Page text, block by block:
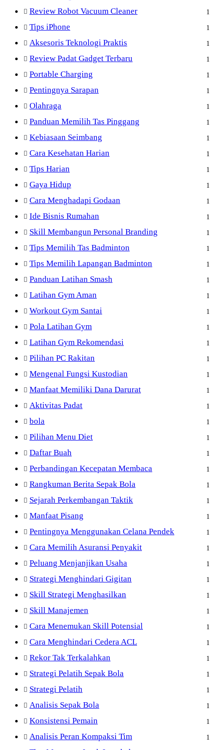
Review Robot Vacuum Cleaner 1
Tips iPhone 1
Aksesoris Teknologi Praktis 1
Review Padat Gadget Terbaru 1
Portable Charging 1
Pentingnya Sarapan 1
Olahraga 1
Panduan Memilih Tas Pinggang 1
Kebiasaan Seimbang 1
Cara Kesehatan Harian 1
Tips Harian 1
Gaya Hidup 1
Cara Menghadapi Godaan 1
Ide Bisnis Rumahan 1
Skill Membangun Personal Branding 1
Tips Memilih Tas Badminton 1
Tips Memilih Lapangan Badminton 1
Panduan Latihan Smash 1
Latihan Gym Aman 1
Workout Gym Santai 1
Pola Latihan Gym 1
Latihan Gym Rekomendasi 1
Pilihan PC Rakitan 1
Mengenal Fungsi Kustodian 1
Manfaat Memiliki Dana Darurat 1
Aktivitas Padat 1
bola 1
Pilihan Menu Diet 1
Daftar Buah 1
Perbandingan Kecepatan Membaca 1
Rangkuman Berita Sepak Bola 1
Sejarah Perkembangan Taktik 1
Manfaat Pisang 1
Pentingnya Menggunakan Celana Pendek 1
Cara Memilih Asuransi Penyakit 1
Peluang Menjanjikan Usaha 1
Strategi Menghindari Gigitan 1
Skill Strategi Menghasilkan 1
Skill Manajemen 1
Cara Menemukan Skill Potensial 1
Cara Menghindari Cedera ACL 1
Rekor Tak Terkalahkan 1
Strategi Pelatih Sepak Bola 1
Strategi Pelatih 1
Analisis Sepak Bola 1
Konsistensi Pemain 1
Analisis Peran Kompaksi Tim 1